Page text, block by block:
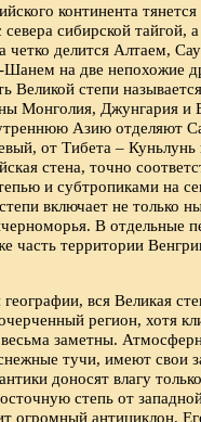
континента
севера сибирской тайгой,
четко делится Алтаем,
на две непохожие
Великой степи
Монголия, Джунгария и
Азию отделяют
от Тибета –
стена, точно
и субтропиками на
включает не только
В отдельные
часть территории
вся Великая
регион, хотя
весьма заметны.
тучи, имеют свои
доносят влагу
степь от
огромный антициклон.